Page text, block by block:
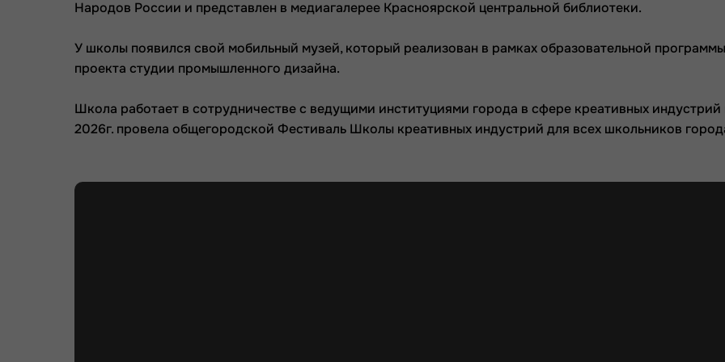
Народов России и представлен в медиагалерее Красноярской центральной библиотеки.
У школы появился свой мобильный музей, который реализован в рамках образовательной программы
проекта студии промышленного дизайна.
Школа работает в сотрудничестве с ведущими институциями города в сфере креативных индустрий
2026г. провела общегородской Фестиваль Школы креативных индустрий для всех школьников